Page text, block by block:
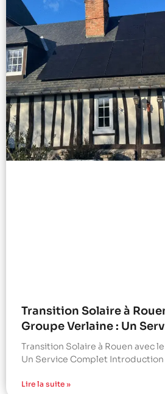
Transition Solaire à
Groupe Verlaine : Un
Transition Solaire à Rouen avec
Un Service Complet Introduction
Lire la suite »